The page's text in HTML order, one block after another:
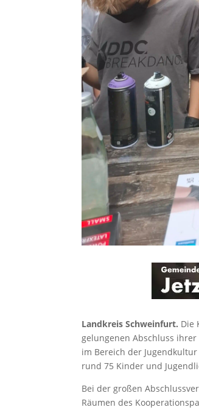
Landkreis Schweinfurt. Die
gelungenen Abschluss
im Bereich der
rund 75 Kinder und
Bei der großen
Räumen des